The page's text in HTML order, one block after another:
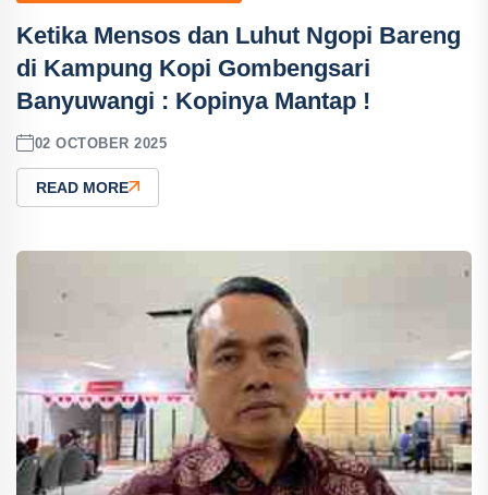
Ketika Mensos dan Luhut Ngopi Bareng
di Kampung Kopi Gombengsari
Banyuwangi : Kopinya Mantap !
02 OCTOBER 2025
READ MORE